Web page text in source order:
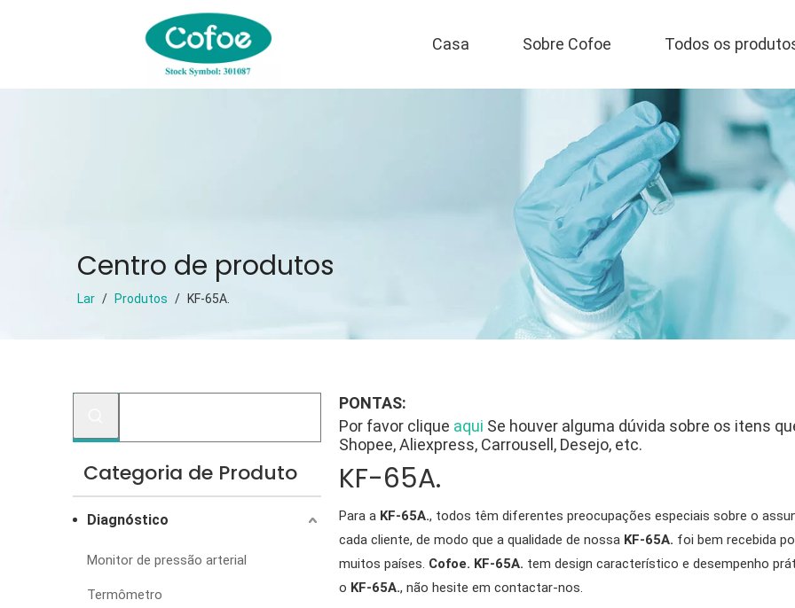
Casa Sobre Cofoe Todos os
Centro de produtos
Lar / Produtos / KF-65A.
Categoria de Produto
Diagnóstico
Monitor de pressão arterial
Termômetro
PONTAS:
Por favor clique aqui Se houver alguma dúvida sobre os itens
Shopee, Aliexpress, Carrousell, Desejo, etc.
KF-65A.
Para a KF-65A., todos têm diferentes preocupações especiais sobre o
cada cliente, de modo que a qualidade de nossa KF-65A. foi bem recebida
muitos países. Cofoe. KF-65A. tem design característico e desempenho
o KF-65A., não hesite em contactar-nos.